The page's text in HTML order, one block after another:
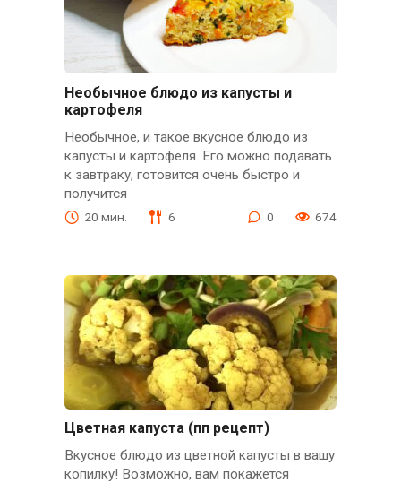
Необычное блюдо из капусты и
картофеля
Необычное, и такое вкусное блюдо из
капусты и картофеля. Его можно подавать
к завтраку, готовится очень быстро и
получится
20 мин. 6 0 674
Цветная капуста (пп рецепт)
Вкусное блюдо из цветной капусты в вашу
копилку! Возможно, вам покажется